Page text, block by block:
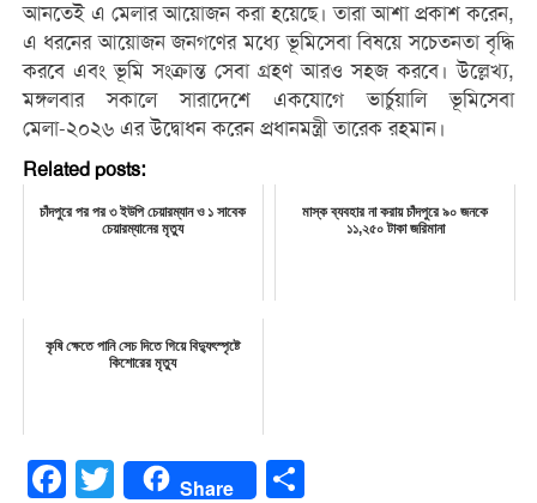
আনতেই এ মেলার আয়োজন করা হয়েছে। তারা আশা প্রকাশ করেন,
এ ধরনের আয়োজন জনগণের মধ্যে ভূমিসেবা বিষয়ে সচেতনতা বৃদ্ধি
করবে এবং ভূমি সংক্রান্ত সেবা গ্রহণ আরও সহজ করবে। উল্লেখ্য,
মঙ্গলবার সকালে সারাদেশে একযোগে ভার্চুয়ালি ভূমিসেবা
মেলা-২০২৬ এর উদ্বোধন করেন প্রধানমন্ত্রী তারেক রহমান।
Related posts:
চাঁদপুরে পর পর ৩ ইউপি চেয়ারম্যান ও ১ সাবেক
চেয়ারম্যানের মৃত্যু
মাস্ক ব্যবহার না করায় চাঁদপুরে ৯০ জনকে
১১,২৫০ টাকা জরিমানা
কৃষি ক্ষেতে পানি সেচ দিতে গিয়ে বিদ্যুৎস্পৃষ্টে
কিশোরের মৃত্যু
Facebook
Twitter Share